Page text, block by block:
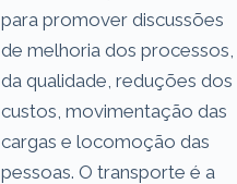
para promover discussões
de melhoria dos processos,
da qualidade, reduções dos
custos, movimentação das
cargas e locomoção das
pessoas. O transporte é a